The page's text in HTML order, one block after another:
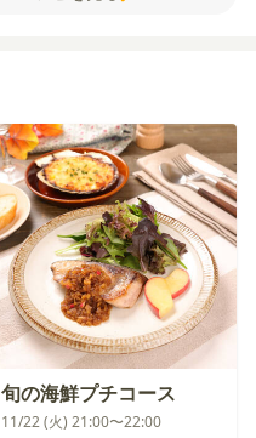
旬の海鮮プチコース
11/22 (火) 21:00〜22:00